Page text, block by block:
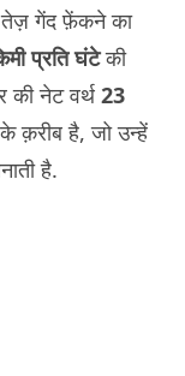
गेंद फ़ेंकने का
प्रति घंटेकी
की नेट वर्थ 23
के क़रीब है, जो उन्हें
है.